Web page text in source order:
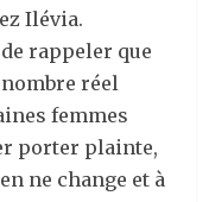
Ilévia.
rappeler que
nombre réel
femmes
porter plainte,
ne change et à